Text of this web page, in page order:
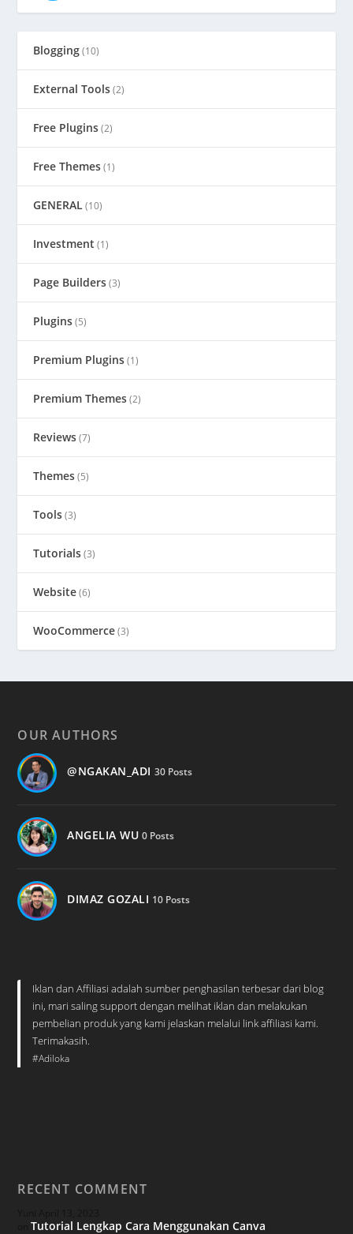
Blogging(10)
External Tools(2)
Free Plugins(2)
Free Themes(1)
GENERAL (10)
Investment (1)
Page Builders(3)
Plugins(5)
Premium Plugins(1)
Premium Themes(2)
Reviews(7)
Themes(5)
Tools(3)
Tutorials(3)
Website(6)
WooCommerce(3)
OUR AUTHORS
@NGAKAN_ADI 30 Posts
ANGELIA WU 0 Posts
DIMAZ GOZALI 10 Posts
Iklan dan Affiliasi adalah sumber penghasilan terbesar dari blog
ini, mari saling support dengan melihat iklan dan melakukan
pembelian produk yang kami jelaskan melalui link affiliasi kami.
Terimakasih.
#Adiloka
RECENT COMMENT
onTutorial Lengkap Cara Menggunakan Canva